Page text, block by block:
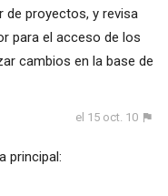
de proyectos, y revisa
para el acceso de los
cambios en la base de
el 15 oct. 10
principal: